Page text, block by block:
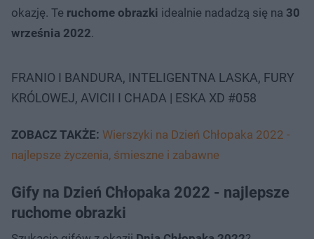
okazję. Te ruchome obrazki idealnie nadadzą się na 30
września 2022.
FRANIO I BANDURA, INTELIGENTNA LASKA, FURY
KRÓLOWEJ, AVICII I CHADA | ESKA XD #058
ZOBACZ TAKŻE: Wierszyki na Dzień Chłopaka 2022 -
najlepsze życzenia, śmieszne i zabawne
Gify na Dzień Chłopaka 2022 - najlepsze
ruchome obrazki